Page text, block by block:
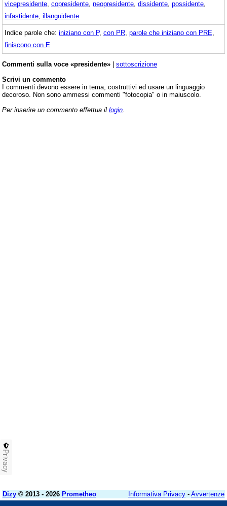
vicepresidente copresidente neopresidente dissidente possidente
infastidente illanguidente
Indice parole che: iniziano con P, con PR parole che iniziano con PRE
finiscono con E
Commenti sulla voce «presidente» | sottoscrizione
Scrivi un commento
I commenti devono essere in tema, costruttivi ed usare un linguaggio
decoroso. Non sono ammessi commenti "fotocopia" o in maiuscolo.
Per inserire un commento effettua il login
Dizy © 2013 - 2026 Prometheo Informativa Privacy - Avvertenze
Privacy